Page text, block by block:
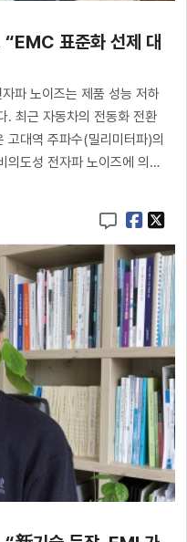
표준화 선제 대
파 노이즈는 제품 성능 저하
. 최근 자동차의 전동화 전환
대역 주파수(밀리미터파)의
의도성 전자파 노이즈에 의…